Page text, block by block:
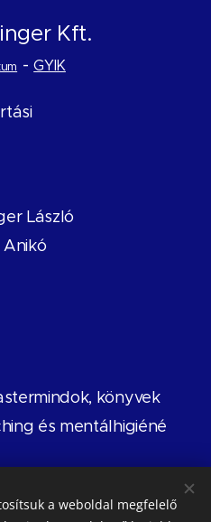
Kft.
-GYIK
László
Anikó
könyvek
és mentálhigiéné
a weboldal megfelelő